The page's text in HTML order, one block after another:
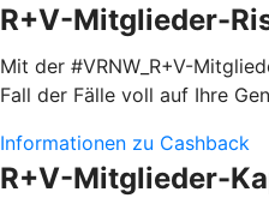
R+V-Mitglieder-
Mit der #VRNW_R+V-
Fall der Fälle voll auf Ihre
Informationen zu Cashback
R+V-Mitglieder-